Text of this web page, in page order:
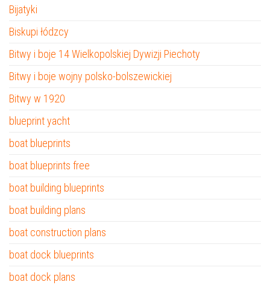
Bijatyki
Biskupi łódzcy
Bitwy i boje 14 Wielkopolskiej Dywizji Piechoty
Bitwy i boje wojny polsko-bolszewickiej
Bitwy w 1920
blueprint yacht
boat blueprints
boat blueprints free
boat building blueprints
boat building plans
boat construction plans
boat dock blueprints
boat dock plans